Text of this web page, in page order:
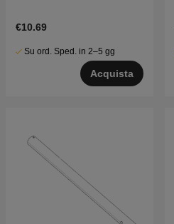
€10.69
Su ord. Sped. in 2–5 gg
Acquista